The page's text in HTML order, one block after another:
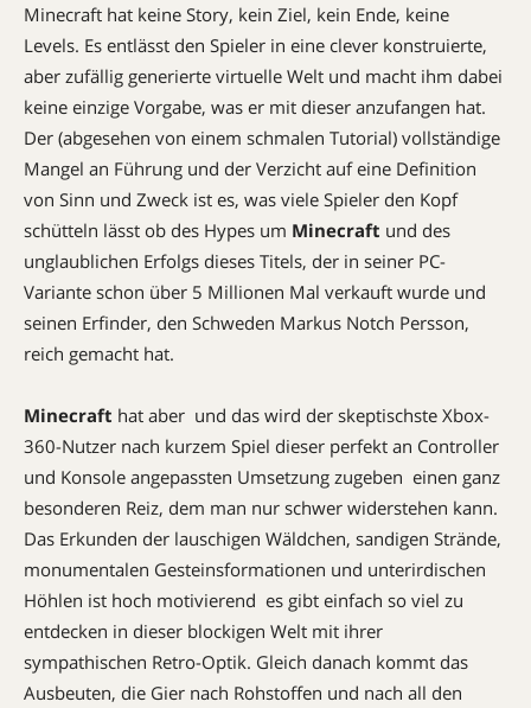
Minecraft hat keine Story, kein Ziel, kein Ende, keine
Levels. Es entlässt den Spieler in eine clever konstruierte,
aber zufällig generierte virtuelle Welt und macht ihm dabei
keine einzige Vorgabe, was er mit dieser anzufangen hat.
Der (abgesehen von einem schmalen Tutorial) vollständige
Mangel an Führung und der Verzicht auf eine Definition
von Sinn und Zweck ist es, was viele Spieler den Kopf
schütteln lässt ob des Hypes um Minecraft und des
unglaublichen Erfolgs dieses Titels, der in seiner PC-
Variante schon über 5 Millionen Mal verkauft wurde und
seinen Erfinder, den Schweden Markus Notch Persson,
reich gemacht hat.
Minecraft hat aber  und das wird der skeptischste Xbox-
360-Nutzer nach kurzem Spiel dieser perfekt an Controller
und Konsole angepassten Umsetzung zugeben  einen ganz
besonderen Reiz, dem man nur schwer widerstehen kann.
Das Erkunden der lauschigen Wäldchen, sandigen Strände,
monumentalen Gesteinsformationen und unterirdischen
Höhlen ist hoch motivierend  es gibt einfach so viel zu
entdecken in dieser blockigen Welt mit ihrer
sympathischen Retro-Optik. Gleich danach kommt das
Ausbeuten, die Gier nach Rohstoffen und nach all den